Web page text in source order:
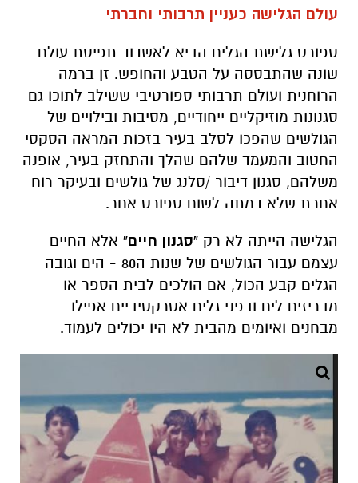
עולם הגלישה כעניין תרבותי וחברתי
ספורט גלישת הגלים הביא לאשדוד תפיסת עולם
שונה שהתבססה על הטבע והחופש. זן ברמה
הרוחנית ועולם תרבותי ספורטיבי ששילב לתוכו גם
סגנונות מוזיקליים ייחודיים, מסיבות ובילויים של
הגולשים שהפכו לסלב בעיר בזכות המראה הסקסי
החטוב והמעמד שלהם שהלך והתחזק בעיר, אופנה
משלהם, סגנון דיבור /סלנג של גולשים ובעיקר רוח
אחרת שלא דמתה לשום ספורט אחר.
הגלישה הייתה לא רק "סגנון חיים" אלא החיים
עצמם עבור הגולשים של שנות ה80 - הים וגובה
הגלים קבע הכול, אם הולכים לבית הספר או
מבריזים לים ובפני גלים אטרקטיביים אפילו
מבחנים ואיומים מהבית לא היו יכולים לעמוד.